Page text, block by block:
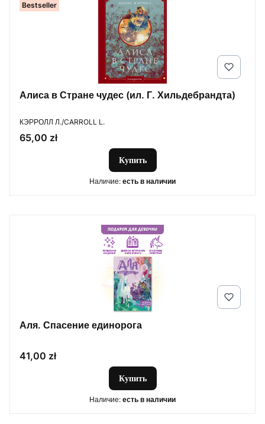
Bestseller
Алиса в Стране чудес (ил. Г. Хильдебрандта)
ПРОИЗВОДИТЕЛЬ
КЭРРОЛЛ Л./CARROLL L.
Цена
65,00 zł
Купить
Наличие: есть в наличии
Аля. Спасение единорога
Цена
41,00 zł
Купить
Наличие: есть в наличии